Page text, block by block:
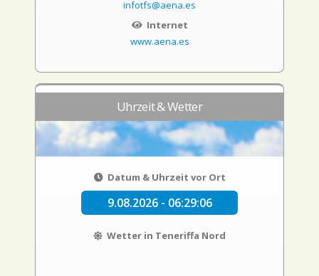
infotfs@aena.es
Internet
www.aena.es
Uhrzeit & Wetter
Datum & Uhrzeit vor Ort
9.08.2026 - 06:29:07
Wetter in Teneriffa Nord